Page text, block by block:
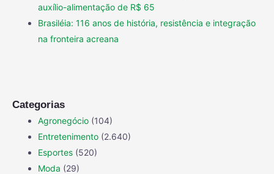
auxílio-alimentação de R$ 65
Brasiléia: 116 anos de história, resistência e integração
na fronteira acreana
Categorias
Agronegócio (104)
Entretenimento (2.640)
Esportes (520)
Moda (29)